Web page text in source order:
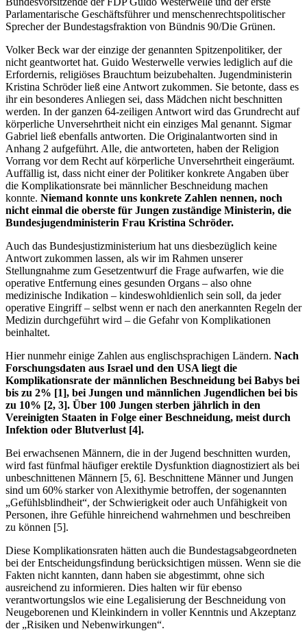
Parlamentarische Geschäftsführer und menschenrechtspolitischer
Sprecher der Bundestagsfraktion von Bündnis 90/Die Grünen.
Volker Beck war der einzige der genannten Spitzenpolitiker, der
nicht geantwortet hat. Guido Westerwelle verwies lediglich auf die
Erfordernis, religiöses Brauchtum beizubehalten. Jugendministerin
Kristina Schröder ließ eine Antwort zukommen. Sie betonte, dass es
ihr ein besonderes Anliegen sei, dass Mädchen nicht beschnitten
werden. In der ganzen 64-zeiligen Antwort wird das Grundrecht auf
körperliche Unversehrtheit nicht ein einziges Mal genannt. Sigmar
Gabriel ließ ebenfalls antworten. Die Originalantworten sind in
Anhang 2 aufgeführt. Alle, die antworteten, haben der Religion
Vorrang vor dem Recht auf körperliche Unversehrtheit eingeräumt.
Auffällig ist, dass nicht einer der Politiker konkrete Angaben über
die Komplikationsrate bei männlicher Beschneidung machen
konnte. Niemand konnte uns konkrete Zahlen nennen, noch
nicht einmal die oberste für Jungen zuständige Ministerin, die
Bundesjugendministerin Frau Kristina Schröder.
Auch das Bundesjustizministerium hat uns diesbezüglich keine
Antwort zukommen lassen, als wir im Rahmen unserer
Stellungnahme zum Gesetzentwurf die Frage aufwarfen, wie die
operative Entfernung eines gesunden Organs – also ohne
medizinische Indikation – kindeswohldienlich sein soll, da jeder
operative Eingriff – selbst wenn er nach den anerkannten Regeln der
Medizin durchgeführt wird – die Gefahr von Komplikationen
beinhaltet.
Hier nunmehr einige Zahlen aus englischsprachigen Ländern. Nach
Forschungsdaten aus Israel und den USA liegt die
Komplikationsrate der männlichen Beschneidung bei Babys bei
bis zu 2% [1], bei Jungen und männlichen Jugendlichen bei bis
zu 10% [2, 3]. Über 100 Jungen sterben jährlich in den
Vereinigten Staaten in Folge einer Beschneidung, meist durch
Infektion oder Blutverlust [4].
Bei erwachsenen Männern, die in der Jugend beschnitten wurden,
wird fast fünfmal häufiger erektile Dysfunktion diagnostiziert als bei
unbeschnittenen Männern [5, 6]. Beschnittene Männer und Jungen
sind um 60% starker von Alexithymie betroffen, der sogenannten
„Gefühlsblindheit“, der Schwierigkeit oder auch Unfähigkeit von
Personen, ihre Gefühle hinreichend wahrnehmen und beschreiben
zu können [5].
Diese Komplikationsraten hätten auch die Bundestagsabgeordneten
bei der Entscheidungsfindung berücksichtigen müssen. Wenn sie die
Fakten nicht kannten, dann haben sie abgestimmt, ohne sich
ausreichend zu informieren. Dies halten wir für ebenso
verantwortungslos wie eine Legalisierung der Beschneidung von
Neugeborenen und Kleinkindern in voller Kenntnis und Akzeptanz
der „Risiken und Nebenwirkungen“.